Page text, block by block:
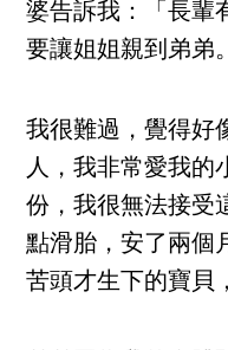
婆告訴我：「長輩
要讓姐姐親到弟弟
我很難過，覺得好
人，我非常愛我的
份，我很無法接受
點滑胎，安了兩個
苦頭才生下的寶貝